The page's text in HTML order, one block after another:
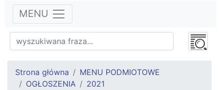
MENU
Strona główna
MENU PODMIOTOWE
OGŁOSZENIA
2021